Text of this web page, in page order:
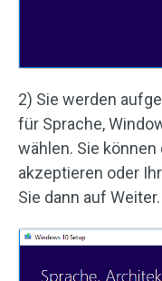
2) Sie werden
für Sprache,
wählen. Sie
akzeptieren oder
Sie dann auf Weiter.